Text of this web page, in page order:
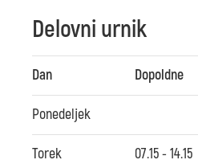
Delovni urnik
Dan Dopoldne
Ponedeljek
Torek 07.15 - 14.15